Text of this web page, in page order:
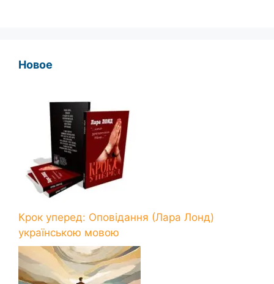
Новое
Крок уперед: Оповідання (Лара Лонд)
українською мовою